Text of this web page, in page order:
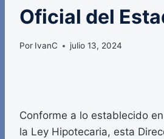
Oficial del
Por IvanC julio 13, 2024
Conforme a lo establecido
la Ley Hipotecaria, esta